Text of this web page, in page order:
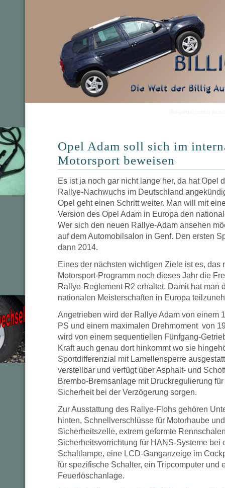
Opel Adam soll sich im
Motorsport beweisen
Es ist ja noch gar nicht lange her, da hat Opel
Rallye-Nachwuchs im Deutschland
Opel geht einen Schritt weiter. Man will mit
Version des Opel Adam in Europa den
Wer sich den neuen Rallye-Adam ansehen
auf dem Automobilsalon in Genf. Den ersten
dann 2014.
Eines der nächsten wichtigen Ziele ist es, das
Motorsport-Programm noch dieses Jahr die
Rallye-Reglement R2 erhaltet. Damit hat man
nationalen Meisterschaften in Europa
Angetrieben wird der Rallye Adam von einem
PS und einem maximalen Drehmoment von
wird von einem sequentiellen Fünfgang-
Kraft auch genau dort hinkommt wo sie
Sportdifferenzial mit Lamellensperre
verstellbar und verfügt über Asphalt- und
Brembo-Bremsanlage mit Druckregulierung
Sicherheit bei der Verzögerung sorgen.
Zur Ausstattung des Rallye-Flohs gehören
hinten, Schnellverschlüsse für Motorhaube
Sicherheitszelle, extrem geformte
Sicherheitsvorrichtung für HANS-Systeme bei
Schaltlampe, eine LCD-Ganganzeige im
für spezifische Schalter, ein Tripcomputer und
Feuerlöschanlage.